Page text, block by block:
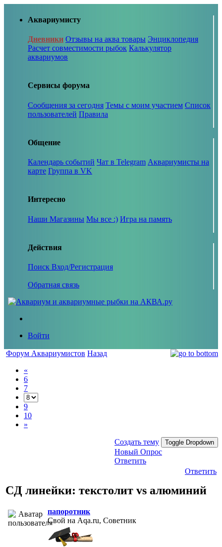
Аквариумисту
Дневники Отзывы на аква товары Энциклопедия
Расчет совместимости рыбок Калькулятор
аквариумов
Сервисы форума
Сообщения за сегодня Темы с моим участием Список
пользователей Правила
Общение
Календарь событий Чат в Telegram Аквариумисты на
карте Группа в VK
Интересно
Наши Магазины Мы все :) Игра на память
Действия
Поиск Вход/Регистрация
Обратная связь
Войти
Форум Аквариумистов Назад
«
6
7
9
10
»
Создать тему Toggle Dropdown
Новый Опрос
Ответить
Ответить
CД линейки: текстолит vs алюминий
папоротник
Свой на Aqa.ru, Советник